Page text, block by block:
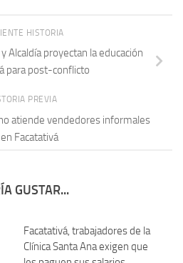
HISTORIA
Alcaldía proyectan la educación
para post-conflicto
PREVIA
atiende vendedores informales
en Facatativá
GUSTAR...
Facatativá, trabajadores de la
Clínica Santa Ana exigen que